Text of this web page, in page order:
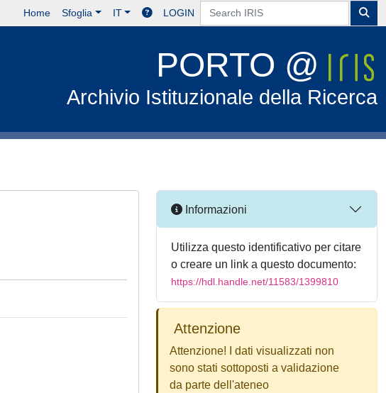
Home Sfoglia IT LOGIN
PORTO @
Archivio Istituzionale della Ricerca
Informazioni
Utilizza questo identificativo per citare
o creare un link a questo documento:
https://hdl.handle.net/11583/1399810
Attenzione
Attenzione! I dati visualizzati non
sono stati sottoposti a validazione
da parte dell'ateneo